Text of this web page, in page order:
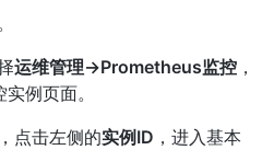
运维管理->Prometheus监控，
例页面。
点击左侧的实例ID ，进入基本